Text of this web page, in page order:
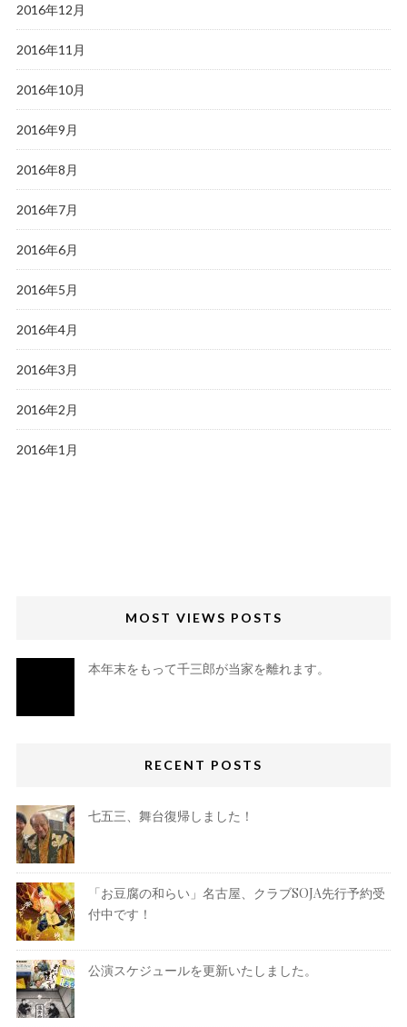
2016年12月
2016年11月
2016年10月
2016年9月
2016年8月
2016年7月
2016年6月
2016年5月
2016年4月
2016年3月
2016年2月
2016年1月
MOST VIEWS POSTS
本年末をもって千三郎が当家を離れます。
RECENT POSTS
七五三、舞台復帰しました！
「お豆腐の和らい」名古屋、クラブSOJA先行予約受
付中です！
公演スケジュールを更新いたしました。